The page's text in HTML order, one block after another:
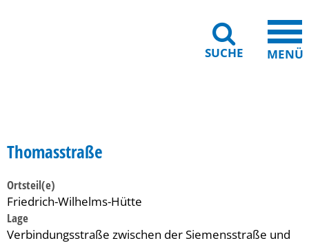
SUCHE MENÜ
Thomasstraße
Ortsteil(e)
Friedrich-Wilhelms-Hütte
Lage
Verbindungsstraße zwischen der Siemensstraße und